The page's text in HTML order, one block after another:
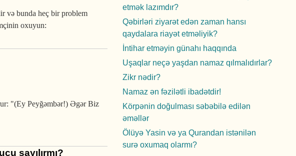
və bunda heç bir problem
oxuyun:
"(Ey Peyğəmbər!) Əgər Biz
sayılırmı?
etmək lazımdır?
Qəbirləri ziyarət edən zaman hansı
qaydalara riayət etməliyik?
İntihar etməyin günahı haqqında
Uşaqlar neçə yaşdan namaz qılmalıdırlar?
Zikr nədir?
Namaz ən fəzilətli ibadətdir!
Körpənin doğulması səbəbilə edilən
əməllər
Ölüyə Yasin və ya Qurandan istənilən
surə oxumaq olarmı?